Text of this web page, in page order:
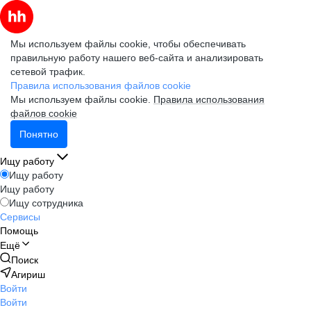
Мы используем файлы cookie, чтобы обеспечивать
правильную работу нашего веб-сайта и анализировать
сетевой трафик.
Правила использования файлов cookie
Мы используем файлы cookie. Правила использования
файлов cookie
Понятно
Ищу работу
Ищу работу
Ищу работу
Ищу сотрудника
Сервисы
Помощь
Ещё
Поиск
Агириш
Войти
Войти